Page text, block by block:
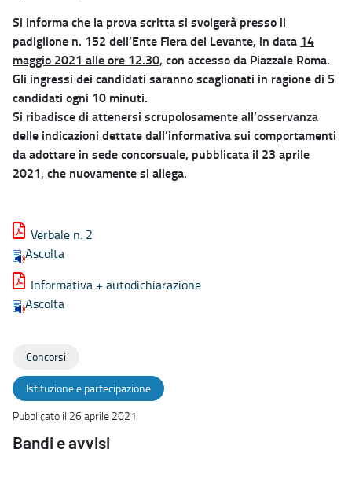
Si informa che la prova scritta si svolgerà presso il
padiglione n. 152 dell’Ente Fiera del Levante, in data 14
maggio 2021 alle ore 12.30, con accesso da Piazzale Roma.
Gli ingressi dei candidati saranno scaglionati in ragione di 5
candidati ogni 10 minuti.
Si ribadisce di attenersi scrupolosamente all’osservanza
delle indicazioni dettate dall’informativa sui comportamenti
da adottare in sede concorsuale, pubblicata il 23 aprile
2021, che nuovamente si allega.
Verbale n. 2
Ascolta
Informativa + autodichiarazione
Ascolta
Concorsi
Istituzione e partecipazione
Pubblicato il 26 aprile 2021
Bandi e avvisi